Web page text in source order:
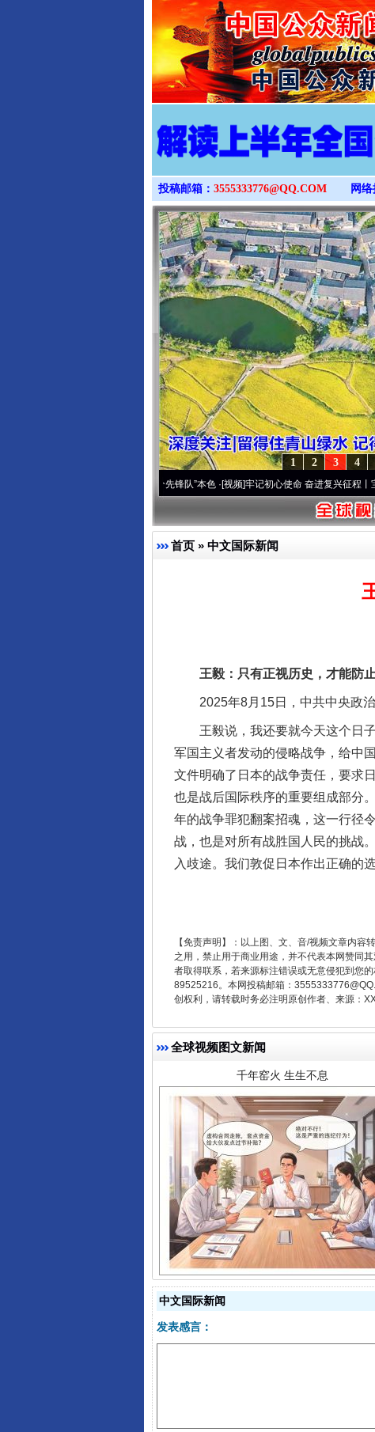
投稿邮箱： 3555333776@QQ.COM 网
4
3
2
1
永葆“两个先锋队”本色·[视频]牢记初心使命 奋进复兴征程丨宝塔山下
首页 » 中文国际新闻
王毅：只有正视历史，才能防
2025年8月15日，中共中央政治
王毅说，我还要就今天这个日子
军国主义者发动的侵略战争，给中
文件明确了日本的战争责任，要求
也是战后国际秩序的重要组成部分
年的战争罪犯翻案招魂，这一行径
战，也是对所有战胜国人民的挑战
入歧途。我们敦促日本作出正确的选
【免责声明】：以上图、文、音/视频文章内
之用，禁止用于商业用途，并不代表本网赞同
者取得联系，若来源标注错误或无意侵犯到您
89525216。本网投稿邮箱：
创权利，请转载时务必注明原创作者、来源：
全球视频图文新闻
东山县通报“牛蛙产品抗生素超标问题”
千年窑火 生生不息
揭开“小金库”的免责幌子
中文国际新闻
发表感言：